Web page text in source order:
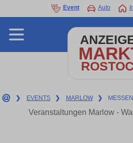
Event Auto
❯ EVENTS ❯ MARLOW ❯ MESSEN
Veranstaltungen Marlow -